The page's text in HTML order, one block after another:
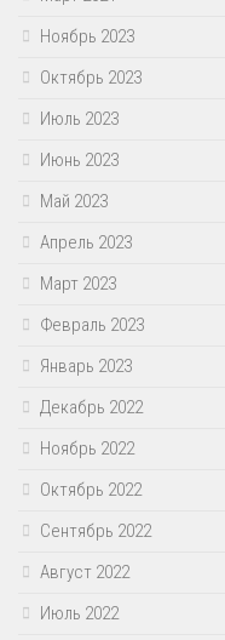
Ноябрь 2023
Октябрь 2023
Июль 2023
Июнь 2023
Май 2023
Апрель 2023
Март 2023
Февраль 2023
Январь 2023
Декабрь 2022
Ноябрь 2022
Октябрь 2022
Сентябрь 2022
Август 2022
Июль 2022